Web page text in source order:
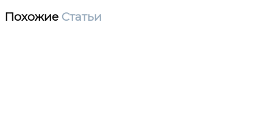
Похожие Статьи